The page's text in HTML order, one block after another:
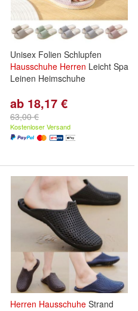
Unisex Folien Schlupfen
Hausschuhe Herren Leicht Spa
Leinen Heimschuhe
ab 18,17 €
63,00 €
Kostenloser Versand
Herren Hausschuhe Strand